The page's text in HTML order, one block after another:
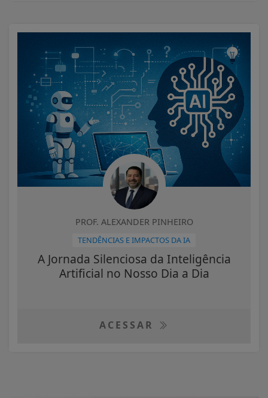
PROF. ALEXANDER PINHEIRO
TENDÊNCIAS E IMPACTOS DA IA
A Jornada Silenciosa da Inteligência
Artificial no Nosso Dia a Dia
ACESSAR